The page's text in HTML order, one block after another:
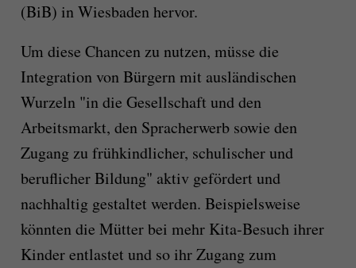
(BiB) in Wiesbaden hervor.
Um diese Chancen zu nutzen, müsse die
Integration von Bürgern mit ausländischen
Wurzeln "in die Gesellschaft und den
Arbeitsmarkt, den Spracherwerb sowie den
Zugang zu frühkindlicher, schulischer und
beruflicher Bildung" aktiv gefördert und
nachhaltig gestaltet werden. Beispielsweise
könnten die Mütter bei mehr Kita-Besuch ihrer
Kinder entlastet und so ihr Zugang zum